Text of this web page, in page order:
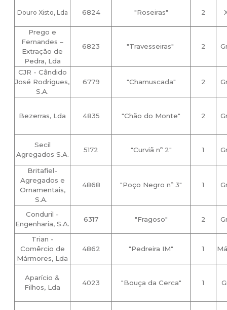
Douro Xisto, Lda 6824 "Roseiras" 2
Prego e
Fernandes –
Extração de
Pedra, Lda
6823 "Travesseiras" 2
CJR - Cândido
José Rodrigues,
S.A.
6779 "Chamuscada" 2
Bezerras, Lda 4835 "Chão do Monte" 2
Secil
Agregados S.A.
5172 "Curviã nº 2" 1
Britafiel-
Agregados e
Ornamentais,
S.A.
4868 "Poço Negro nº 3" 1
Conduril -
Engenharia, S.A.
6317 "Fragoso" 2
Trian -
Comêrcio de
Mármores, Lda
4862 "Pedreira IM" 1
Aparício &
Filhos, Lda
4023 "Bouça da Cerca" 1